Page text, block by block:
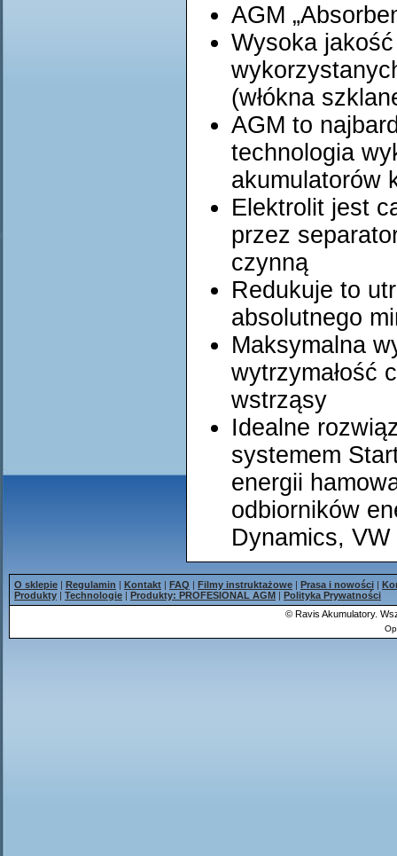
AGM
Wysoka jakość
(włókna
AGM to
technologia
akumulatorów
Elektrolit jest
przez
czynną
Redukuje to
absolutnego
Maksymalna
wytrzymałość
wstrząsy
Idealne
systemem
energii
odbiorników
Dynamics,
O sklepie | Regulamin | Kontakt | FAQ | Filmy instruktażowe | Prasa i nowości |
Produkty | Technologie | Produkty: PROFESIONAL AGM | Polityka Prywatności
© Ravis Akumulatory.